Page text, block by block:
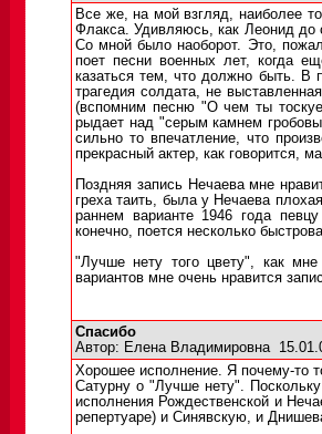
Все же, на мой взгляд, наиболее
Флакса. Удивляюсь, как Леонид до
Со мной было наоборот. Это,
поет песни военных лет, когда
казаться тем, что должно быть. В
трагедия солдата, не
(вспомним песню "О чем ты
рыдает над "серым камнем
сильно то впечатление, что
прекрасный актер, как говорится,
Поздняя запись Нечаева мне
греха таить, была у Нечаева
раннем варианте 1946 года
конечно, поется несколько
"Лучше нету того цвету", как
вариантов мне очень нравится
Спасибо
Автор: Елена Владимировна
Хорошее исполнение. Я почему-то
Сатурну о "Лучше нету".
исполнения Рождественской и
репертуаре) и Синявскую, и